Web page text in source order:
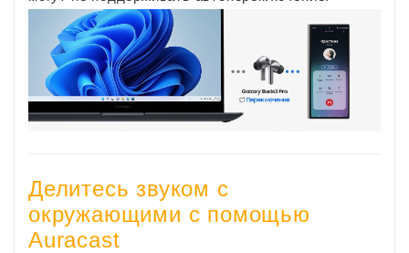
Делитесь звуком с
окружающими с помощью
Auracast